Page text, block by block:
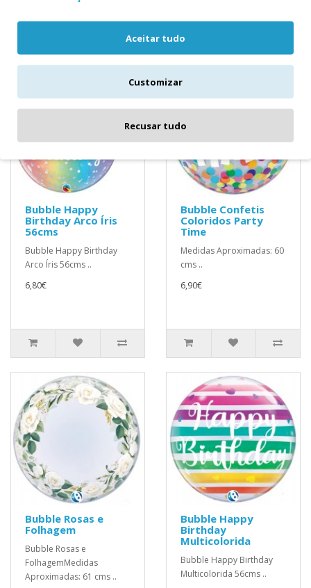
Bubble Happy
Birthday Arco Íris
56cms
Bubble Happy Birthday
Arco Íris 56cms ..
6,80€
Bubble Confetis
Coloridos Party
Time
Medidas Aproximadas: 60
cms ..
6,90€
Bubble Rosas e
Folhagem
Bubble Rosas e
FolhagemMedidas
Aproximadas: 61 cms ..
Bubble Happy
Birthday
Multicolorida
Bubble Happy Birthday
Multicolorida 56cms ..
Aceitar tudo
Customizar
Recusar tudo